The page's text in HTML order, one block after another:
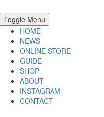
Toggle Menu
HOME
NEWS
ONLINE STORE
GUIDE
SHOP
ABOUT
INSTAGRAM
CONTACT